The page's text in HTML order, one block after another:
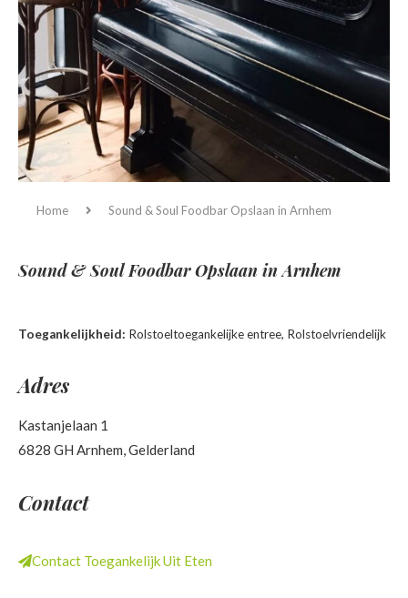
Home Sound & Soul Foodbar Opslaan in Arnhem
Sound & Soul FoodbarOpslaan in Arnhem
Toegankelijkheid: Rolstoeltoegankelijke entree, Rolstoelvriendelijk
Adres
Kastanjelaan 1
6828 GH Arnhem, Gelderland
Contact
Contact Toegankelijk Uit Eten